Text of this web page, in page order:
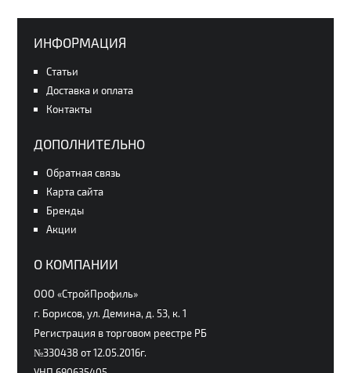
ИНФОРМАЦИЯ
Статьи
Доставка и оплата
Контакты
ДОПОЛНИТЕЛЬНО
Обратная связь
Карта сайта
Бренды
Акции
О КОМПАНИИ
ООО «СтройПрофиль»
г. Борисов, ул. Демина, д. 53, к. 1
Регистрация в торговом реестре РБ
№330438 от 12.05.2016г.